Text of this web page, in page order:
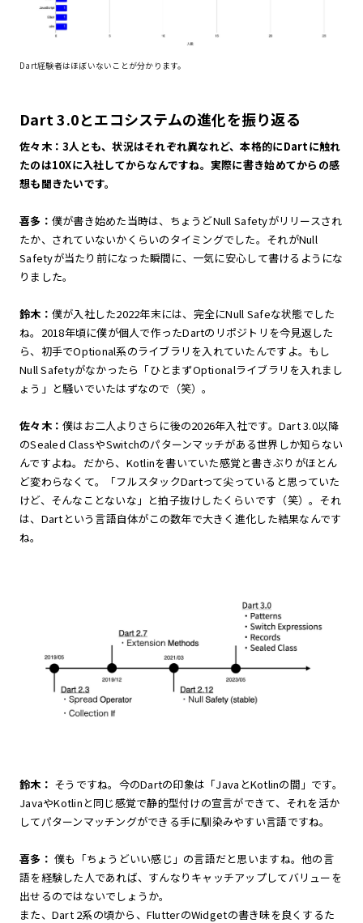
Dart経験者はほぼいないことが分かります。
Dart 3.0とエコシステムの進化を振り返る
佐々木：3人とも、状況はそれぞれ異なれど、本格的にDartに触れ
たのは10Xに入社してからなんですね。実際に書き始めてからの感
想も聞きたいです。
喜多： 僕が書き始めた当時は、ちょうどNull Safetyがリリースされ
たか、されていないかくらいのタイミングでした。それがNull
Safetyが当たり前になった瞬間に、一気に安心して書けるようにな
りました。
鈴木： 僕が入社した2022年末には、完全にNull Safeな状態でした
ね。2018年頃に僕が個人で作ったDartのリポジトリを今見返した
ら、初手でOptional系のライブラリを入れていたんですよ。もし
Null Safetyがなかったら「ひとまずOptionalライブラリを入れまし
ょう」と騒いでいたはずなので（笑）。
佐々木：僕はお二人よりさらに後の2026年入社です。Dart 3.0以降
のSealed ClassやSwitchのパターンマッチがある世界しか知らない
んですよね。だから、Kotlinを書いていた感覚と書きぶりがほとん
ど変わらなくて。「フルスタックDartって尖っていると思っていた
けど、そんなことないな」と拍子抜けしたくらいです（笑）。それ
は、Dartという言語自体がこの数年で大きく進化した結果なんです
ね。
鈴木： そうですね。今のDartの印象は「JavaとKotlinの間」です。
JavaやKotlinと同じ感覚で静的型付けの宣言ができて、それを活か
してパターンマッチングができる手に馴染みやすい言語ですね。
喜多： 僕も「ちょうどいい感じ」の言語だと思いますね。他の言
語を経験した人であれば、すんなりキャッチアップしてバリューを
出せるのではないでしょうか。
また、Dart 2系の頃から、FlutterのWidgetの書き味を良くするた